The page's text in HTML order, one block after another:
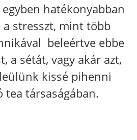
hatékonyabban
stresszt, mint több
 beleértve ebbe
a sétát, vagy akár azt,
kissé pihenni
tea társaságában.